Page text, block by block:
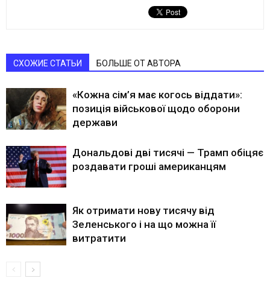
СХОЖИЕ СТАТЬИ БОЛЬШЕ ОТ АВТОРА
«Кожна сім’я має когось віддати»:
позиція військової щодо оборони
держави
Дональдові дві тисячі — Трамп обіцяє
роздавати гроші американцям
Як отримати нову тисячу від
Зеленського і на що можна її
витратити